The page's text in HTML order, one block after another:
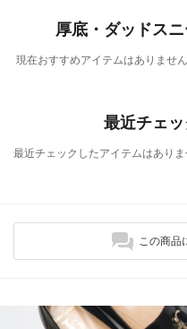
厚底・ダッドス
現在おすすめアイテムはありません
最近チェ
最近チェックしたアイテムはありま
この商品